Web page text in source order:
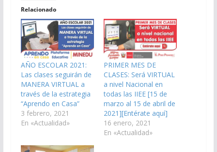
Relacionado
AÑO ESCOLAR 2021:
Las clases seguirán de
MANERA VIRTUAL a
través de la estrategia
“Aprendo en Casa”
3 febrero, 2021
En «Actualidad»
PRIMER MES DE
CLASES: Será VIRTUAL
a nivel Nacional en
todas las IIEE [15 de
marzo al 15 de abril de
2021][Entérate aquí]
16 enero, 2021
En «Actualidad»